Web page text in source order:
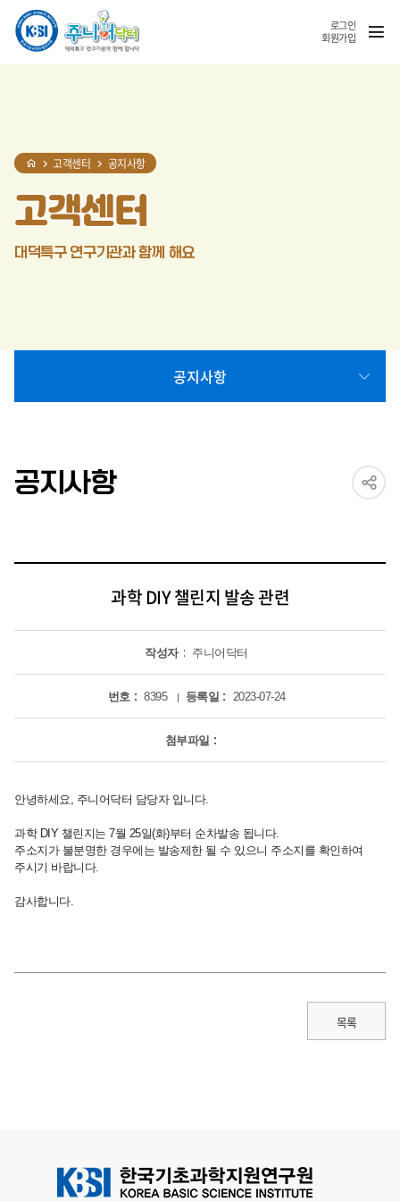
반복영역
건너뛰기
로그인
회원가입
고객센터 공지사항
고객센터
대덕특구 연구기관과 함께 해요
공지사항
공지사항
공유
과학 DIY 챌린지 발송 관련
작성자 주니어닥터
번호 8395 등록일 2023-07-24
첨부파일
안녕하세요, 주니어닥터 담당자 입니다.
과학 DIY 챌린지는 7월 25일(화)부터 순차발송 됩니다.
주소지가 불분명한 경우에는 발송제한 될 수 있으니 주소지를 확인하여
주시기 바랍니다.
감사합니다.
목록